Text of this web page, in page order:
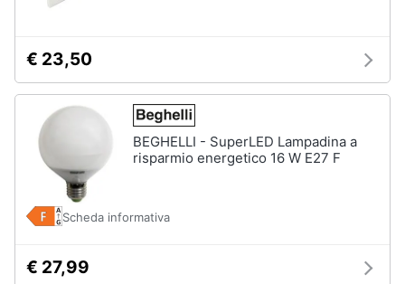
€ 23,50
BEGHELLI - SuperLED Lampadina a
risparmio energetico 16 W E27 F
Scheda informativa
€ 27,99